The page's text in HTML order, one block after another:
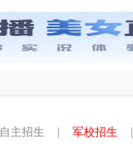
自主招生 军校招生